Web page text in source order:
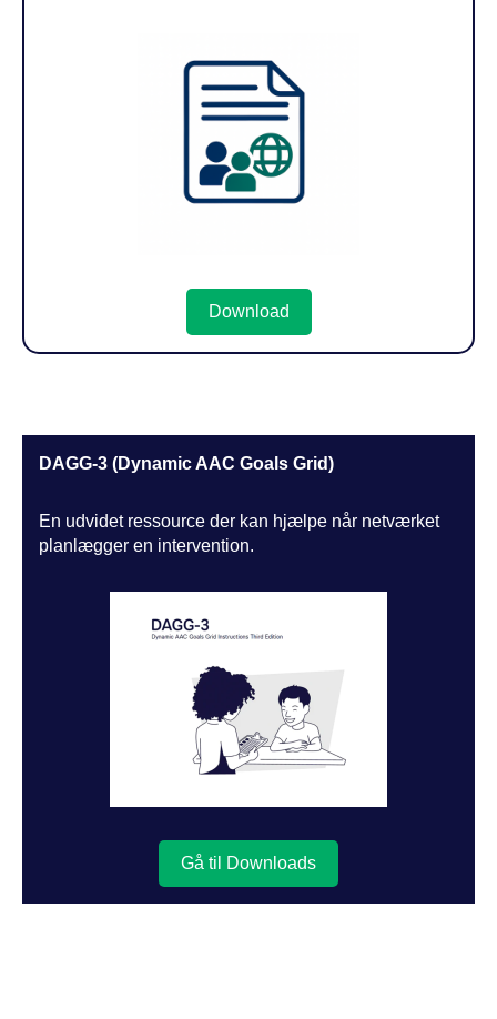
Download
DAGG-3 (Dynamic AAC Goals Grid)
En udvidet ressource der kan hjælpe når netværket
planlægger en intervention.
Gå til Downloads